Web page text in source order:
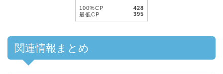
100%CP
428
最低CP
395
関連情報まとめ